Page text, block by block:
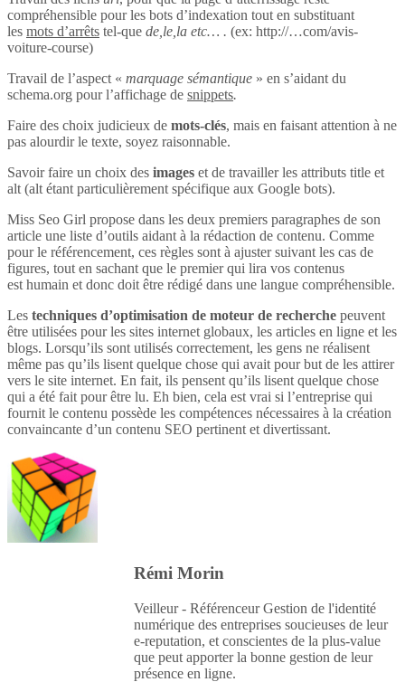
compréhensible pour les bots d’indexation tout en substituant
les mots d’arrêts tel-que de,le,la etc… . (ex: http://…com/avis-
voiture-course)
Travail de l’aspect « marquage sémantique » en s’aidant du
schema.org pour l’affichage de snippets.
Faire des choix judicieux de mots-clés, mais en faisant attention à ne
pas alourdir le texte, soyez raisonnable.
Savoir faire un choix des images et de travailler les attributs title et
alt (alt étant particulièrement spécifique aux Google bots).
Miss Seo Girl propose dans les deux premiers paragraphes de son
article une liste d’outils aidant à la rédaction de contenu. Comme
pour le référencement, ces règles sont à ajuster suivant les cas de
figures, tout en sachant que le premier qui lira vos contenus
est humain et donc doit être rédigé dans une langue compréhensible.
Les techniques d’optimisation de moteur de recherche peuvent
être utilisées pour les sites internet globaux, les articles en ligne et les
blogs. Lorsqu’ils sont utilisés correctement, les gens ne réalisent
même pas qu’ils lisent quelque chose qui avait pour but de les attirer
vers le site internet. En fait, ils pensent qu’ils lisent quelque chose
qui a été fait pour être lu. Eh bien, cela est vrai si l’entreprise qui
fournit le contenu possède les compétences nécessaires à la création
convaincante d’un contenu SEO pertinent et divertissant.
Rémi Morin
Veilleur - Référenceur Gestion de l'identité
numérique des entreprises soucieuses de leur
e-reputation, et conscientes de la plus-value
que peut apporter la bonne gestion de leur
présence en ligne.